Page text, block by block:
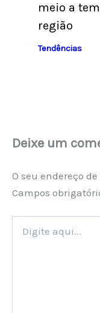
meio a
região
Tendências
Deixe um
O seu endereço
Campos
aqui...